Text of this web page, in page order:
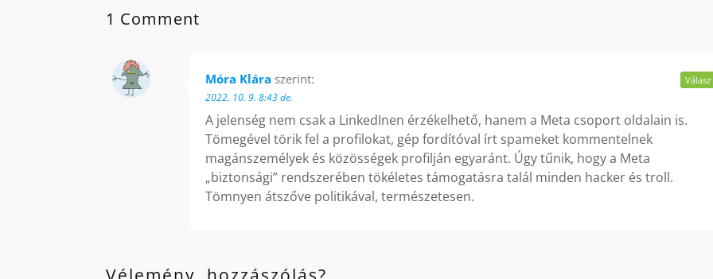
1 Comment
Móra Klára szerint:
2022. 10. 9. 8:43 de.
A jelenség nem csak a LinkedInen érzékelhető, hanem a Meta csoport oldalain is.
Tömegével törik fel a profilokat, gép fordítóval írt spameket kommentelnek
magánszemélyek és közösségek profilján egyaránt. Úgy tűnik, hogy a Meta
„biztonsági” rendszerében tökéletes támogatásra talál minden hacker és troll.
Tömnyen átszőve politikával, természetesen.
Válasz